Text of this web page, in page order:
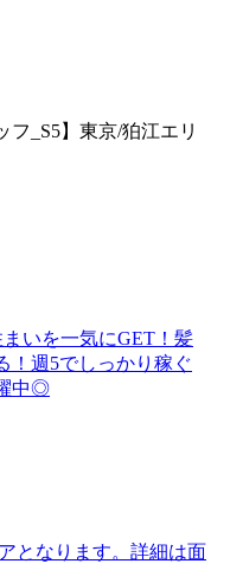
_S5】東京/狛江エリ
いを一気にGET！髪
！週5でしっかり稼ぐ
中◎
となります。詳細は面